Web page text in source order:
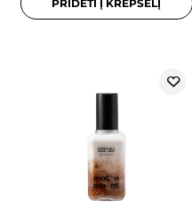
PRIDĖTI Į KREPŠELĮ